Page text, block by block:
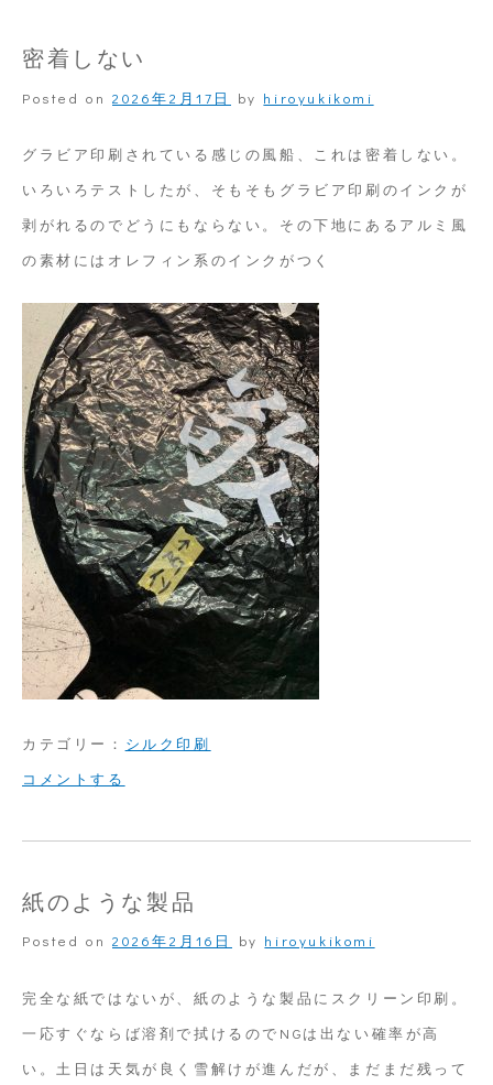
た
パ
ッ
ド
密着しない
Posted on 2026年2月17日 by hiroyukikomi
グラビア印刷されている感じの風船、これは密着しない。
いろいろテストしたが、そもそもグラビア印刷のインクが
剥がれるのでどうにもならない。その下地にあるアルミ風
の素材にはオレフィン系のインクがつく
カテゴリー： シルク印刷
コメントする
着
な
い
紙のような製品
Posted on 2026年2月16日 by hiroyukikomi
完全な紙ではないが、紙のような製品にスクリーン印刷。
一応すぐならば溶剤で拭けるのでNGは出ない確率が高
い。土日は天気が良く雪解けが進んだが、まだまだ残って